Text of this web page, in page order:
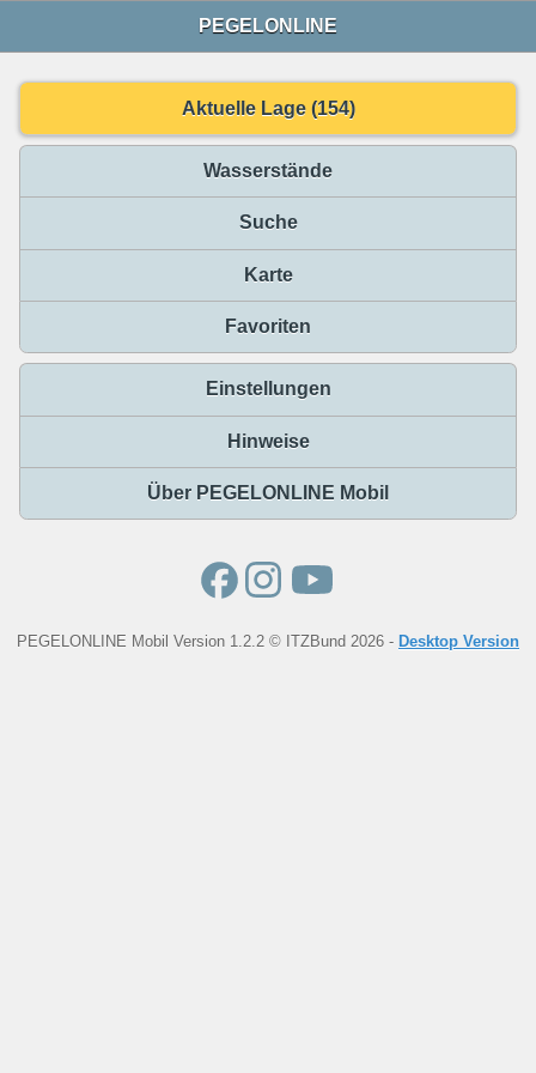
PEGELONLINE
Aktuelle Lage (154)
Wasserstände
Suche
Karte
Favoriten
Einstellungen
Hinweise
Über PEGELONLINE Mobil
PEGELONLINE Mobil Version 1.2.2 © ITZBund 2026 - Desktop Version